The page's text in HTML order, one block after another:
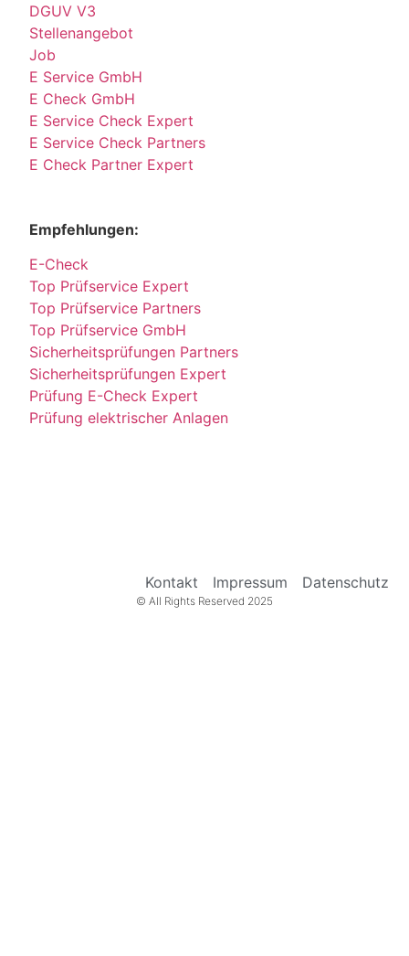
DGUV V3
Stellenangebot
Job
E Service GmbH
E Check GmbH
E Service Check Expert
E Service Check Partners
E Check Partner Expert
Empfehlungen:
E-Check
Top Prüfservice Expert
Top Prüfservice Partners
Top Prüfservice GmbH
Sicherheitsprüfungen Partners
Sicherheitsprüfungen Expert
Prüfung E-Check Expert
Prüfung elektrischer Anlagen
Kontakt Impressum Datenschutz
© All Rights Reserved 2025